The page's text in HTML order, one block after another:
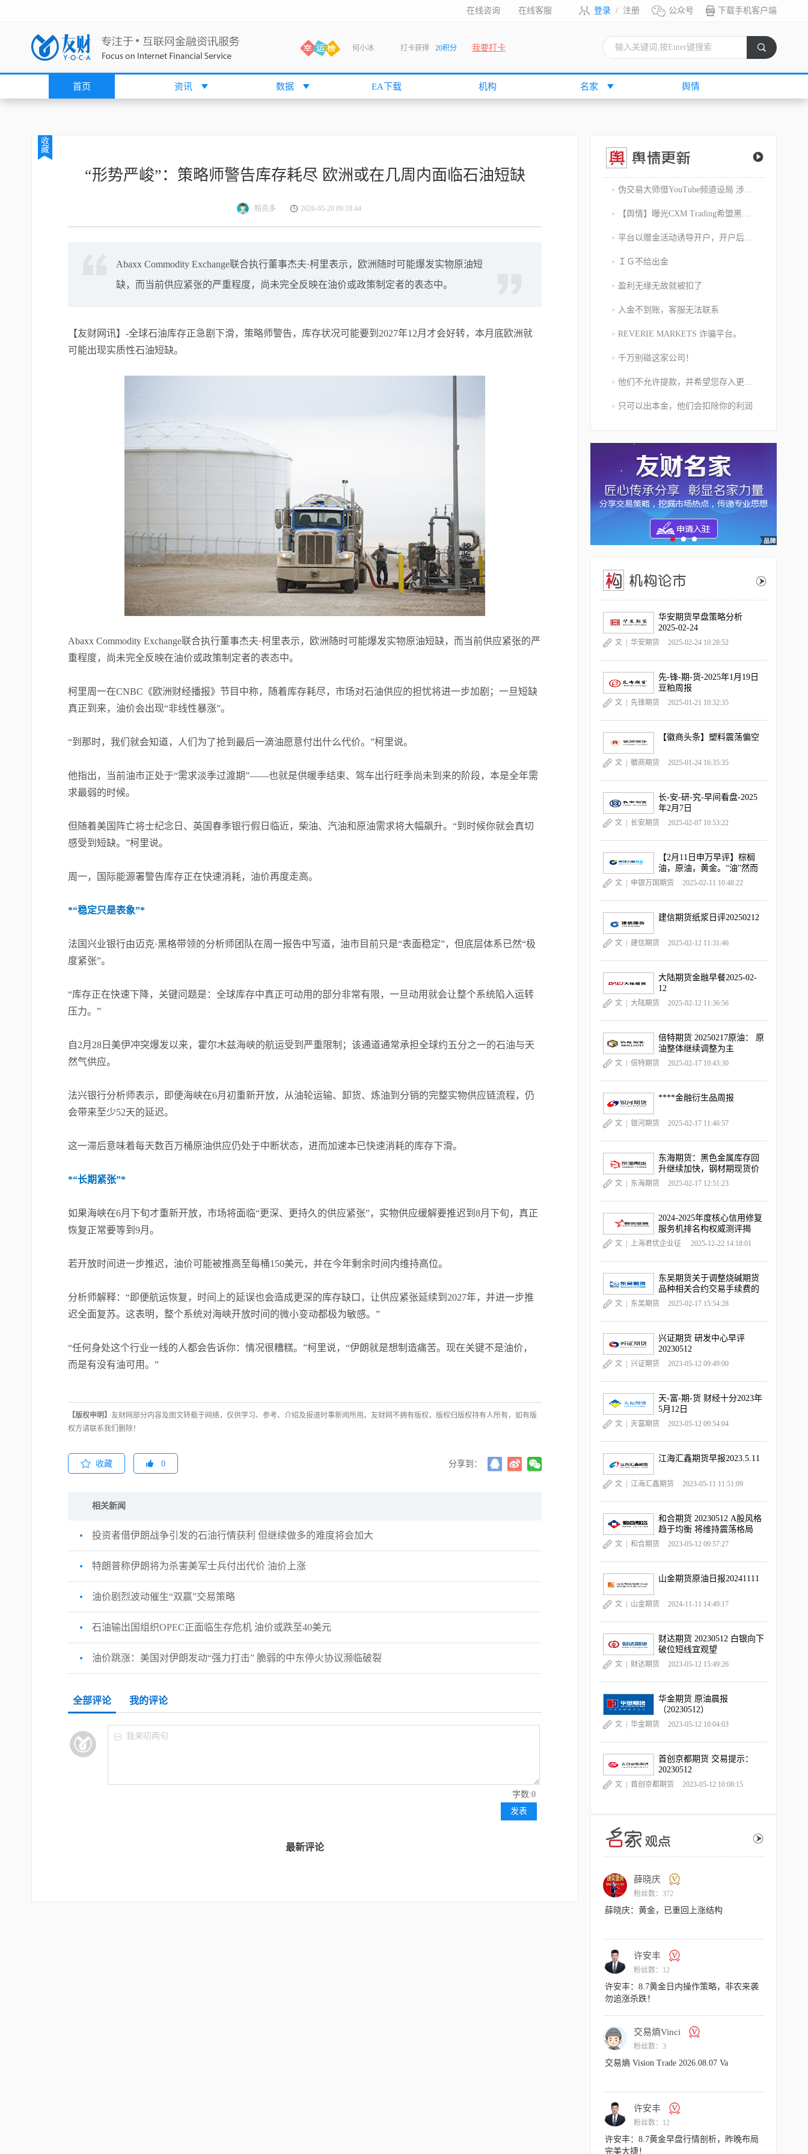
登录 / 注册 公众号 下载手机客户端
在线咨询 在线客服
袁友江 打卡获得 15积分
袁友江 打卡获得
张尧浠 打卡获得 15积分
袁友江
张尧浠 打卡获得 20积分
袁友江 打卡获得 15积分
何小冰 打卡获得 10积分
10积分
张尧浠
袁友江 10积分
张尧浠 打卡获得 20积分
何小冰 打卡获得 10积分
张尧浠 打卡获得 20积分
何小冰 打卡获得 20积分
我要打卡
首页 资讯 数据 EA下载 机构 名家 舆情
收
藏
“形势严峻”：策略师警告库存耗尽 欧洲或在几周内面临石油短缺
帕克多 2026-05-20 09:18:44
Abaxx Commodity Exchange联合执行董事杰夫·柯里表示，欧洲随时可能爆发实物原油短
缺，而当前供应紧张的严重程度，尚未完全反映在油价或政策制定者的表态中。
【友财网讯】-全球石油库存正急剧下滑，策略师警告，库存状况可能要到2027年12月才会好转，本月底欧洲就
可能出现实质性石油短缺。
Abaxx Commodity Exchange联合执行董事杰夫·柯里表示，欧洲随时可能爆发实物原油短缺，而当前供应紧张的严
重程度，尚未完全反映在油价或政策制定者的表态中。
柯里周一在CNBC《欧洲财经播报》节目中称，随着库存耗尽，市场对石油供应的担忧将进一步加剧；一旦短缺
真正到来，油价会出现“非线性暴涨”。
“到那时，我们就会知道，人们为了抢到最后一滴油愿意付出什么代价。”柯里说。
他指出，当前油市正处于“需求淡季过渡期”——也就是供暖季结束、驾车出行旺季尚未到来的阶段，本是全年需
求最弱的时候。
但随着美国阵亡将士纪念日、英国春季银行假日临近，柴油、汽油和原油需求将大幅飙升。“到时候你就会真切
感受到短缺。”柯里说。
周一，国际能源署警告库存正在快速消耗，油价再度走高。
*“稳定只是表象”*
法国兴业银行由迈克·黑格带领的分析师团队在周一报告中写道，油市目前只是“表面稳定”，但底层体系已然“极
度紧张”。
“库存正在快速下降，关键问题是：全球库存中真正可动用的部分非常有限，一旦动用就会让整个系统陷入运转
压力。”
自2月28日美伊冲突爆发以来，霍尔木兹海峡的航运受到严重限制；该通道通常承担全球约五分之一的石油与天
然气供应。
法兴银行分析师表示，即便海峡在6月初重新开放，从油轮运输、卸货、炼油到分销的完整实物供应链流程，仍
会带来至少52天的延迟。
这一滞后意味着每天数百万桶原油供应仍处于中断状态，进而加速本已快速消耗的库存下滑。
*“长期紧张”*
如果海峡在6月下旬才重新开放，市场将面临“更深、更持久的供应紧张”，实物供应缓解要推迟到8月下旬，真正
恢复正常要等到9月。
若开放时间进一步推迟，油价可能被推高至每桶150美元，并在今年剩余时间内维持高位。
分析师解释：“即便航运恢复，时间上的延误也会造成更深的库存缺口，让供应紧张延续到2027年，并进一步推
迟全面复苏。这表明，整个系统对海峡开放时间的微小变动都极为敏感。”
“任何身处这个行业一线的人都会告诉你：情况很糟糕。”柯里说，“伊朗就是想制造痛苦。现在关键不是油价，
而是有没有油可用。”
【版权申明】 友财网部分内容及图文转载于网络，仅供学习、参考、介绍及报道时事新闻所用。友财网不拥有版权，版权归版权持有人所有，如有版
权方请联系我们删除！
收藏 0 分享到：
相关新闻
投资者借伊朗战争引发的石油行情获利 但继续做多的难度将会加大
特朗普称伊朗将为杀害美军士兵付出代价 油价上涨
油价剧烈波动催生“双赢”交易策略
石油输出国组织OPEC正面临生存危机 油价或跌至40美元
油价跳涨：美国对伊朗发动“强力打击” 脆弱的中东停火协议濒临破裂
全部评论 我的评论
字数:0
我来叨两句
发表
最新评论
伪交易大师借YouTube频道设局 涉嫌1800万美元庞氏骗局
【舆情】曝光CXM Trading希盟黑幕：平台擅自下单 异常交易致30多万美金账户爆仓 客户资金遭无故转移
平台以赠金活动诱导开户，开户后入金容易出金难，难细究
ＩＧ不给出金
盈利无缘无故就被扣了
入金不到账，客服无法联系
REVERIE MARKETS 诈骗平台。
千万别碰这家公司！
他们不允许提款，并希望您存入更多的资金
只可以出本金，他们会扣除你的利润
华安期货早盘策略分析
2025-02-24
文 | 华安期货 2025-02-24 10:28:52
先-锋-期-货-2025年1月19日
豆粕周报
文 | 先锋期货 2025-01-21 10:32:35
【徽商头条】塑料震荡偏空
文 | 徽商期货 2025-01-24 16:35:35
长-安-研-究-早间看盘-2025
年2月7日
文 | 长安期货 2025-02-07 10:53:22
【2月11日申万早评】棕榈
油，原油，黄金。“油”然而
升，“金金”乐道
文 | 申银万国期货 2025-02-11 10:48:22
建信期货纸浆日评20250212
文 | 建信期货 2025-02-12 11:31:46
大陆期货金融早餐2025-02-
12
文 | 大陆期货 2025-02-12 11:36:56
倍特期货 20250217原油： 原
油整体继续调整为主
文 | 倍特期货 2025-02-17 10:43:30
****金融衍生品周报
文 | 银河期货 2025-02-17 11:46:57
东海期货：黑色金属库存回
升继续加快，钢材期现货价
格跌幅扩大
文 | 东海期货 2025-02-17 12:51:23
2024-2025年度核心信用修复
服务机排名构权威测评揭
晓，《中国晨报》独家深度
文 | 上海君优企业征
2025-12-22 14:18:01
东吴期货关于调整烧碱期货
品种相关合约交易手续费的
通知
文 | 东吴期货 2025-02-17 15:54:28
兴证期货 研发中心早评
20230512
文 | 兴证期货 2023-05-12 09:49:00
天-富-期-货 财经十分2023年
5月12日
文 | 天富期货 2023-05-12 09:54:04
江海汇鑫期货早报2023.5.11
文 | 江海汇鑫期货 2023-05-11 11:51:09
和合期货 20230512 A股风格
趋于均衡 将维持震荡格局
文 | 和合期货 2023-05-12 09:57:27
山金期货原油日报20241111
文 | 山金期货 2024-11-11 14:49:17
财达期货 20230512 白银向下
破位短线宜观望
文 | 财达期货 2023-05-12 15:49:26
华金期货 原油晨报
（20230512）
文 | 华金期货 2023-05-12 10:04:03
首创京都期货 交易提示：
20230512
文 | 首创京都期货 2023-05-12 10:08:15
薛晓庆
粉丝数：372
薛晓庆：黄金，已重回上涨结构
许安丰
粉丝数：12
许安丰：8.7黄金日内操作策略，非农来袭
勿追涨杀跌！
交易熵Vinci
粉丝数：3
交易熵 Vision Trade 2026.08.07 Va
许安丰
粉丝数：12
许安丰：8.7黄金早盘行情剖析，昨晚布局
完美大捷！
许安丰：8.6黄金
交易熵 Vision